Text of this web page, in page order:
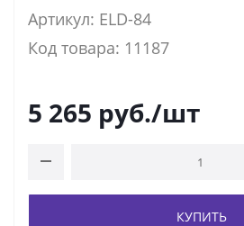
Артикул: ELD-84
Код товара: 11187
5 265 руб./шт
КУПИТЬ